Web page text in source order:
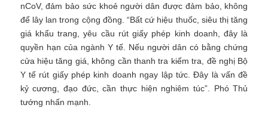
nCoV, đảm bảo sức khoẻ người dân được đảm bảo, không
để lây lan trong cộng đồng. “Bất cứ hiệu thuốc, siêu thị tăng
giá khẩu trang, yêu cầu rút giấy phép kinh doanh, đây là
quyền hạn của ngành Y tế. Nếu người dân có bằng chứng
cửa hiệu tăng giá, không cần thanh tra kiểm tra, đề nghị Bộ
Y tế rút giấy phép kinh doanh ngay lập tức. Đây là vấn đề
kỷ cương, đạo đức, cần thực hiện nghiêm túc”. Phó Thủ
tướng nhấn mạnh.